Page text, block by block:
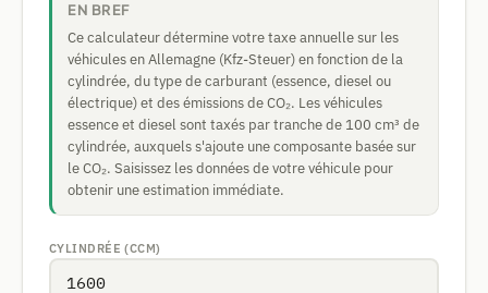
EN BREF
Ce calculateur détermine votre taxe annuelle sur les
véhicules en Allemagne (Kfz-Steuer) en fonction de la
cylindrée, du type de carburant (essence, diesel ou
électrique) et des émissions de CO₂. Les véhicules
essence et diesel sont taxés par tranche de 100 cm³ de
cylindrée, auxquels s'ajoute une composante basée sur
le CO₂. Saisissez les données de votre véhicule pour
obtenir une estimation immédiate.
CYLINDRÉE (CCM)